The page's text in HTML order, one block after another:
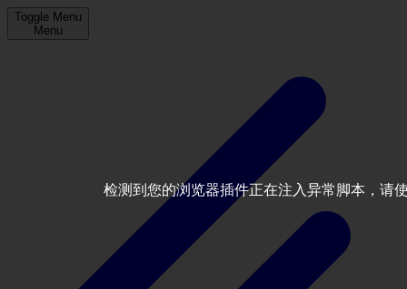
Toggle Menu
Menu
检测到您的浏览器插件正在注入异常脚本，请